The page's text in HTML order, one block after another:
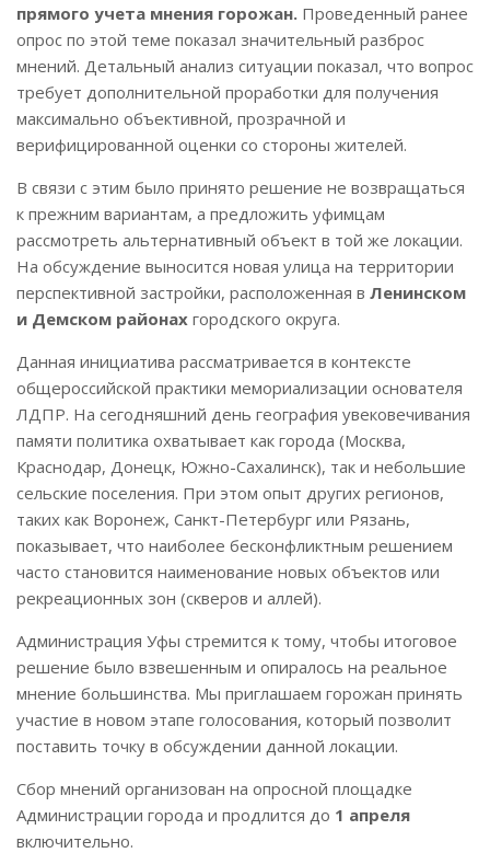
прямого учета мнения горожан. Проведенный ранее
опрос по этой теме показал значительный разброс
мнений. Детальный анализ ситуации показал, что вопрос
требует дополнительной проработки для получения
максимально объективной, прозрачной и
верифицированной оценки со стороны жителей.
В связи с этим было принято решение не возвращаться
к прежним вариантам, а предложить уфимцам
рассмотреть альтернативный объект в той же локации.
На обсуждение выносится новая улица на территории
перспективной застройки, расположенная в Ленинском
и Демском районах городского округа.
Данная инициатива рассматривается в контексте
общероссийской практики мемориализации основателя
ЛДПР. На сегодняшний день география увековечивания
памяти политика охватывает как города (Москва,
Краснодар, Донецк, Южно-Сахалинск), так и небольшие
сельские поселения. При этом опыт других регионов,
таких как Воронеж, Санкт-Петербург или Рязань,
показывает, что наиболее бесконфликтным решением
часто становится наименование новых объектов или
рекреационных зон (скверов и аллей).
Администрация Уфы стремится к тому, чтобы итоговое
решение было взвешенным и опиралось на реальное
мнение большинства. Мы приглашаем горожан принять
участие в новом этапе голосования, который позволит
поставить точку в обсуждении данной локации.
Сбор мнений организован на опросной площадке
Администрации города и продлится до 1 апреля
включительно.